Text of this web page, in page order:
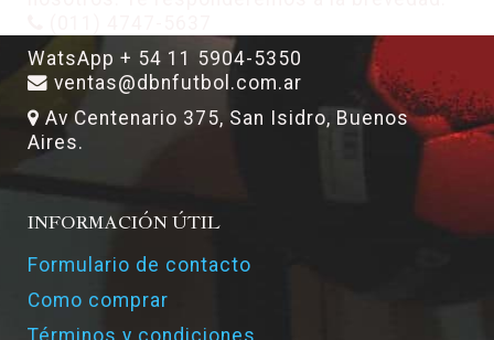
WatsApp + 54 11 5904-5350
ventas@dbnfutbol.com.ar
Av Centenario 375, San Isidro, Buenos
Aires.
INFORMACIÓN ÚTIL
Formulario de contacto
Como comprar
Términos y condiciones